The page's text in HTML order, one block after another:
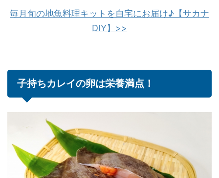
毎月旬の地魚料理キットを自宅にお届け♪【サカナ
DIY】>>
子持ちカレイの卵は栄養満点！